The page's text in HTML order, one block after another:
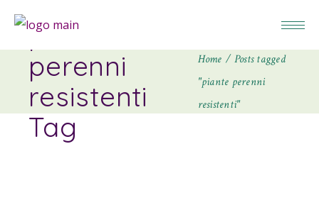
piante
perenni
resistenti
Tag
Home
Posts tagged
"piante perenni
resistenti"